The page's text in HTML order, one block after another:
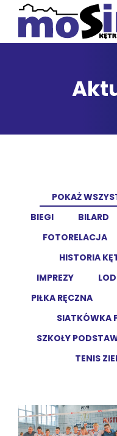
POKAŻ
BIEGI
BILARD
FOTORELACJA
HISTORIA
IMPREZY
PIŁKA RĘCZNA
SIATKÓWKA
SZKOŁY
TENIS